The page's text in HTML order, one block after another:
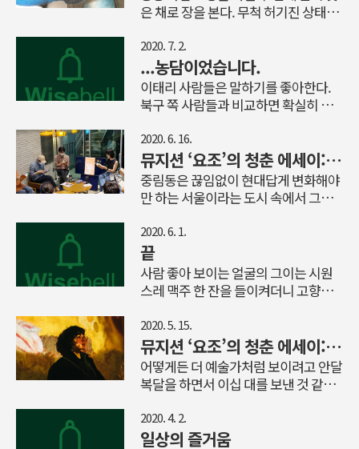
에 무척 더웠다는 사실, 얼마 달리지도
않았는데 숨이 턱까지 차올라서 달리는
것을 멈추었더니 이때다! 라는 듯이 얼
굴에서 땀이 일제히 솟구쳐 턱으로 흘
러내렸다는 사실. (나는 얼굴에 땀이 잘
나지 않는 체질이라 이 특별할 것 없는
디하기도 했다. (얼마 전 아이디어 회의
때도 누군가 대부의 돈 꿀레오네를 아
이디어로 가져오기도 했다) 아마 나의
경우 그 영화를 봤다면 그런 아이디어
를 내지 못했을지도 모른다. 가끔은 모
르는 게 약일 때가 있다. 너무 깊은 앎은
감옥이 된다. 대부를 보진 못했지만 그
래도 프란시스 포드 코폴라, Francis
Ford Coppola 감독은 가끔 만날 기회
가 있다. 그가 만든 와인을 마실 때다.
코폴라 감독은 필름 메이커로 깐느 황
금종려상도 받고 아카데미 평생공로상
은 채로 장을 본다. 무척 허기진 상태에
상으로 많은 양을 산다든지 평소라면
사지 않을 먹거리를 산다든지 하는 부
작용이 있지만 이대로 먹을 게 하나도
남아있지 않은 집에 돌아갈 수는 없으
니 어쩔 수 없다.얼마 전 아침에는 조깅
을 마치고 장을 보다가 뜬금없이 시래
기를 샀다. 물속에 담겨있는 시래기를
보다가 김치 볶음처럼 시래기를 볶아서
흰 밥에 얹어 먹는 장면이 갑자기 떠올
랐기 때문이다. 시래기는 처음 사보는
것이었다. 사장님이 얼마치 줄까, 하고
여쭤보시는데 얼마에 얼만큼이나 주실
는지 알 길이 없어서 그냥 큰 어른 주먹
만큼 달라고 하고 달랑달랑 들고 왔다.
집에 도착하자마자 서둘러 쌀부터 씻어
는..
2020. 7. 2.
...농담이었습니다.
이태리 사람들은 말하기를 좋아한다.
북구 쪽 사람들과 비교하면 확실히 투
말하는지 손으로 말하는지 모를 정도로
손을 위아래로 끊임없이 휘둘러 댄다.
대체로 손바닥을 하늘로 향하게 하여
상하 운동을 시키는데 구강 운동과 리
드미컬하게 템포를 맞추는 모습은 마치
오페라 가수를 연상케 한다. 그래서 혹
시라도 이태리 사람들을 조용하게 만들
려면 손을 묶어 놓으면 된다고 한다. 영
국 사람들과 아일랜드 사람들은 역사적
으로 사이가 좋지 않다. 우리나라와 일
아일랜드인들의 특징은 우리나라 사람
들만큼이나 술을 잘 마시고 술이 세다.
그런 아일랜드 사람들에게 물어봤다.
아일랜드인은 술 먹고 절대 토하지 않
만 빼고요...
2020. 6. 16.
뮤지션 ‘요조’의 청춘 에세이: 외로운 사람, 힘든 사람, 슬픈 사람
중림동은 끊임없이 현대답게 변화해야
만 하는 서울이라는 도시 속에서 그동
불법 창고를 개조해 만들어졌다는 어반
스페이스 오디세이(USO)가 자리한 골
목에 처음 가보았을 때 아래로 서울역,
위로 충정로역이라는 막강한 현대 사이
에서 여긴 어떻게 이토록 오랫동안 과
거로써 고스란할 수 있었는지 신기할
따름이었다. 경사지고 좁은 골목길 모
양 따라 길고 단정하게 지어진 어반 스
페이스 오디세이는 매거진과 도서뿐 아
니라 각종 도시적이고 감각적인 콘텐츠
를 종횡무진 만들어내는 사람들의 손길
을 거쳐 완성되었다고 한다. 그 때문인
지 마치 종이 매거진이 공간화된 듯한
2020. 6. 1.
끝
사람 좋아 보이는 얼굴의 그이는 시원
스레 맥주 한 잔을 들이켜더니 고향이
라도 사투리가 초면인 데도 체면치레를
좀 무디게 만들었나 싶어 아차 했지만,
질문은 던져졌고 다행히 부처님 같은
그이의 표정이 나의 소심한 걱정을 엿
가락 녹이듯 녹여버렸다. 아 송정린가
송호리인가 지명이 그랬었는데, 전에
저도 한번 가본 적 있습니다. 거기서 완
2020. 5. 15.
뮤지션 ‘요조’의 청춘 에세이: 건강하고 튼튼한 예술가가 되는 법
어떻게든 더 예술가처럼 보이려고 안달
복달을 하면서 이십 대를 보낸 것 같다
지고 한창 겉멋에 취하는 나이라고 느
긋하게 봐줄 줄 아는 관용이 내게 없는
2020. 4. 2.
일상의 즐거움